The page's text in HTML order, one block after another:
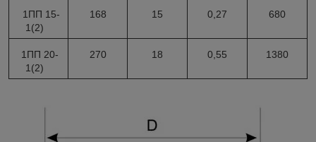
1ПП 15-
1(2)
168 15 0,27 680
1ПП 20-
1(2)
270 18 0,55 1380